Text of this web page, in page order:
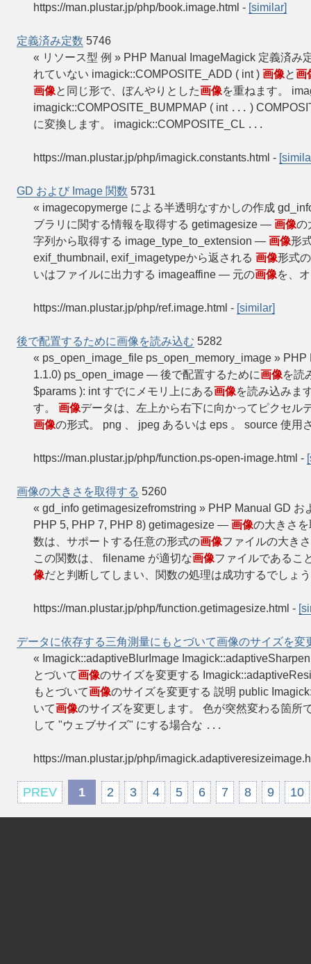
https://man.plustar.jp/php/book.image.html - [similar]
定義済み定数 5746
« リソース型 例 » PHP Manual ImageMagick 定義済
れていない imagick::COMPOSITE_ADD ( int ) 画像と画
画像と同じ形で、ぼんやりとした画像を重ねます。
imagick::COMPOSITE_BUMPMAP ( int ... )
に変換します。 imagick::COMPOSITE_CL ...
https://man.plustar.jp/php/imagick.constants.html -
GD および Image 関数 5731
« imagecopymerge による半透明なすかしの作成
ブラリに関する情報を取得する getimagesize — 画像の
字列から取得する image_type_to_extension — 画像形
exif_thumbnail, exif_imagetypeから返される 画像形式
いはファイルに出力する imageaffine — 元の画像を、
https://man.plustar.jp/php/ref.image.html - [similar]
後で配置するために画像を読み込む 5282
« ps_open_image_file ps_open_memory_image »
1.1.0) ps_open_image — 後で配置するために画像を読
$params ): int すでにメモリ上にある画像を読み込みま
す。 画像データは、左上から右下に向かってピクセル
画像の形式。 png 、 jpeg あるいは eps 。 source 使用
https://man.plustar.jp/php/function.ps-open-image.html -
画像の大きさを取得する 5260
« gd_info getimagesizefromstring » PHP Manual GD お
PHP 5, PHP 7, PHP 8) getimagesize — 画像の大きさ
数は、サポートする任意の形式の画像ファイルの大き
この関数は、 filename が適切な画像ファイルであるこ
像だと判断してしまい、関数の処理は成功するでしょ
https://man.plustar.jp/php/function.getimagesize.html -
データに依存する三角測量にもとづいて画像のサイズを変
« Imagick::adaptiveBlurImage
とづいて画像のサイズを変更する
もとづいて画像のサイズを変更する 説明 public
いて画像のサイズを変更します。 色が突然変わる箇所
して "ウェブサイズ" にする場合な ...
https://man.plustar.jp/php/
PREV 1 2 3 4 5 6 7 8 9 10